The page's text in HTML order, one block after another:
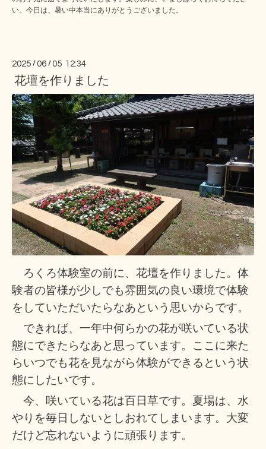
い。今日は、暑い中本当にありがとうございました。
2025 /06 /05 12:34
花壇を作りました
ろくろ体験室の前に、花壇を作りました。体
験者の皆様が少しでも雰囲気の良い環境で体験
をしていただいたらなあという思いからです。
できれば、一年中何らかの花が咲いている状
態にできたらなあと思っています。ここに来た
らいつでも花を見ながら体験ができるという状
態にしたいです。
今、咲いている花は百日草です。夏場は、水
やりを毎日しないとしおれてしまいます。大変
だけど忘れないように頑張ります。